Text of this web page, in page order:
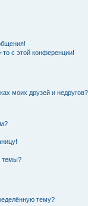
то с этой конференции!
моих друзей и недругов?
темы?
тему?